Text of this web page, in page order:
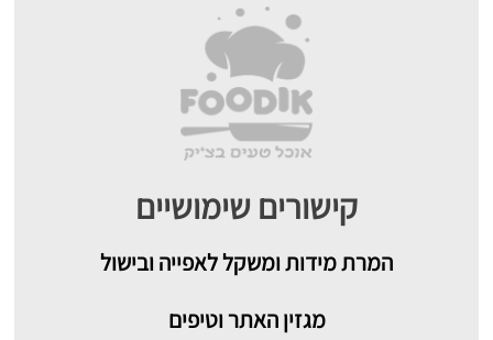
קישורים שימושיים
המרת מידות ומשקל לאפייה ובישול
מגזין האתר וטיפים